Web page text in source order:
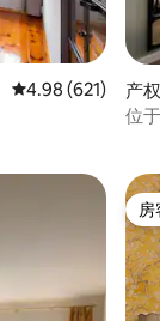
平均评分 4.98 分
4.98 (621)
产
位
房
房